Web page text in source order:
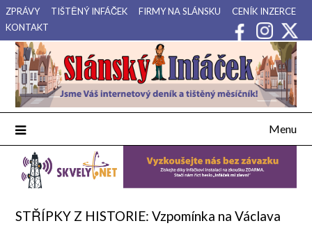
Přejdi
na
obsah
ZPRÁVY TIŠTĚNÝ INFÁČEK FIRMY NA SLÁNSKU
CENÍK INZERCE
KONTAKT
Slánský Infáček
Váš internetový deník a tištěný měsíčník pro Slánsko, Kladensko
a Lounsko.
Menu
STŘÍPKY Z HISTORIE: Vzpomínka na Václava